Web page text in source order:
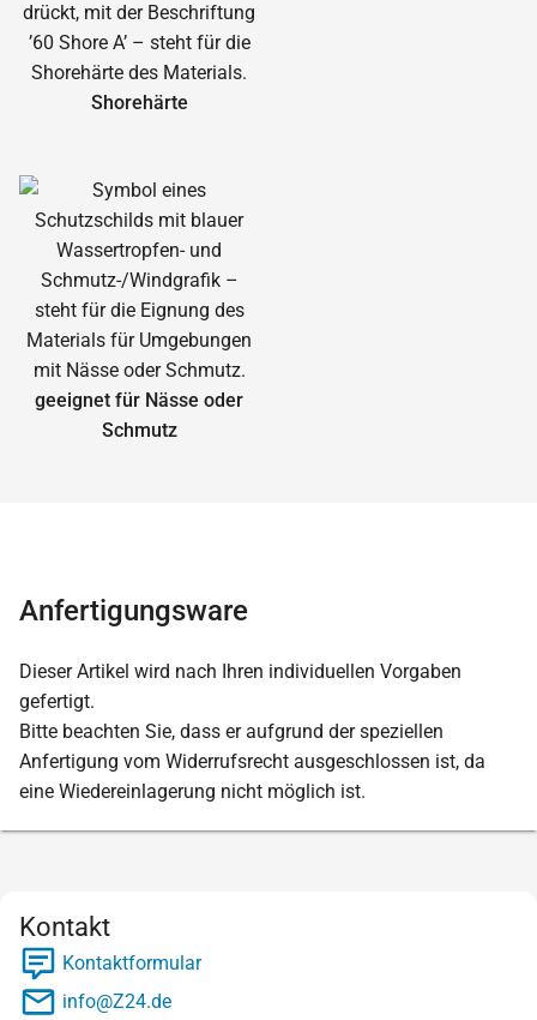
Shorehärte
geeignet für Nässe oder
Schmutz
Anfertigungsware
Dieser Artikel wird nach Ihren individuellen Vorgaben
gefertigt.
Bitte beachten Sie, dass er aufgrund der speziellen
Anfertigung vom Widerrufsrecht ausgeschlossen ist, da
eine Wiedereinlagerung nicht möglich ist.
Kontakt
Kontaktformular
info@Z24.de